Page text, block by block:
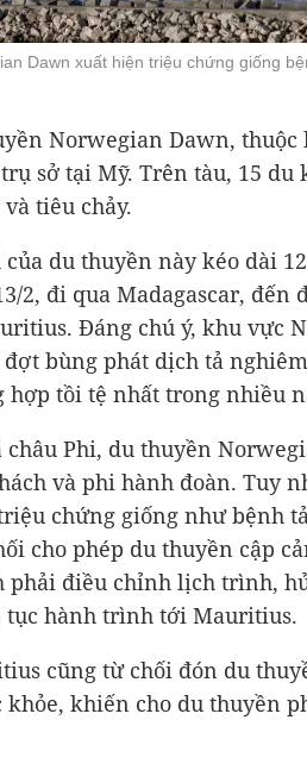
Dawn xuất hiện triệu chứng giống
Norwegian Dawn, thuộc
sở tại Mỹ. Trên tàu, 15 du
tiêu chảy.
du thuyền này kéo dài
2, đi qua Madagascar, đến
Đáng chú ý, khu vực
bùng phát dịch tả
tồi tệ nhất trong nhiều
Phi, du thuyền
và phi hành đoàn. Tuy
chứng giống như bệnh
cho phép du thuyền cập
phải điều chỉnh lịch trình,
tục hành trình tới Mauritius.
cũng từ chối đón du
khiến cho du thuyền